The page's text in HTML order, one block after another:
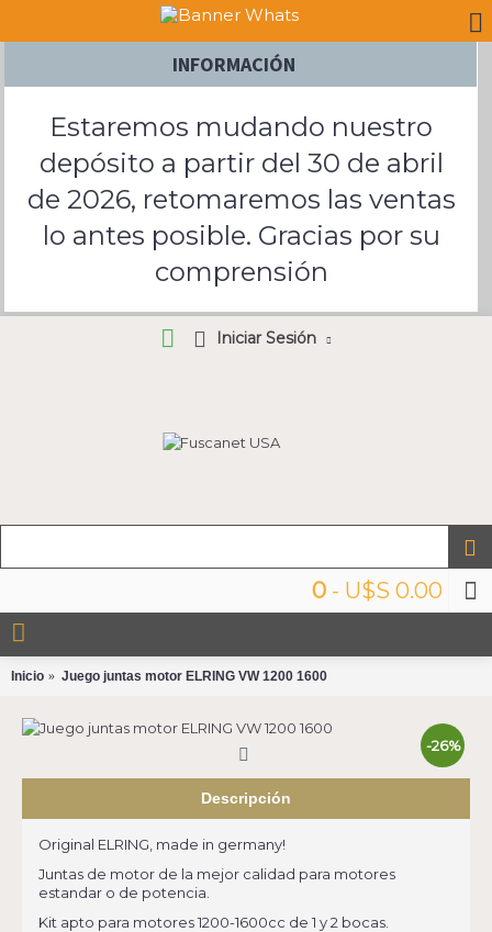
INFORMACIÓN
Estaremos mudando nuestro
depósito a partir del 30 de abril
de 2026, retomaremos las ventas
lo antes posible. Gracias por su
comprensión
Iniciar Sesión
0 - U$S 0.00
Inicio Juego juntas motor ELRING VW 1200 1600
-26%
Descripción
Original ELRING, made in germany!
Juntas de motor de la mejor calidad para motores
estandar o de potencia.
Kit apto para motores 1200-1600cc de 1 y 2 bocas.